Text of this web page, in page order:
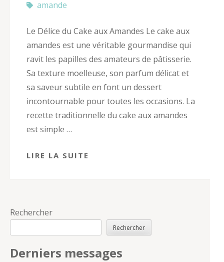
amande
Le Délice du Cake aux Amandes Le cake aux
amandes est une véritable gourmandise qui
ravit les papilles des amateurs de pâtisserie.
Sa texture moelleuse, son parfum délicat et
sa saveur subtile en font un dessert
incontournable pour toutes les occasions. La
recette traditionnelle du cake aux amandes
est simple …
LIRE LA SUITE
Rechercher
Rechercher
Derniers messages